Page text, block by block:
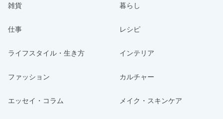
雑貨 暮らし
仕事 レシピ
ライフスタイル・生き方 インテリア
ファッション カルチャー
エッセイ・コラム メイク・スキンケア